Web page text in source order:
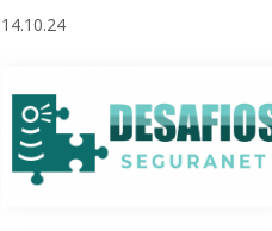
14.10.24